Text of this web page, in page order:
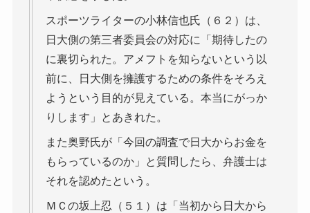
スポーツライターの小林信也氏（６２）は、
日大側の第三者委員会の対応に「期待したの
に裏切られた。アメフトを知らないという以
前に、日大側を擁護するための条件をそろえ
ようという目的が見えている。本当にがっか
りします」とあきれた。
また奥野氏が「今回の調査で日大からお金を
もらっているのか」と質問したら、弁護士は
それを認めたという。
ＭＣの坂上忍（５１）は「当初から日大から